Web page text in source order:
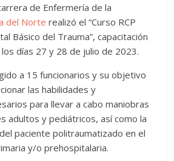
de Enfermería de la
del Norte realizó el “Curso RCP
Básico del Trauma”, capacitación
días 27 y 28 de julio de 2023.
a 15 funcionarios y su objetivo
las habilidades y
para llevar a cabo maniobras
adultos y pediátricos, así como la
paciente politraumatizado en el
y/o prehospitalaria.